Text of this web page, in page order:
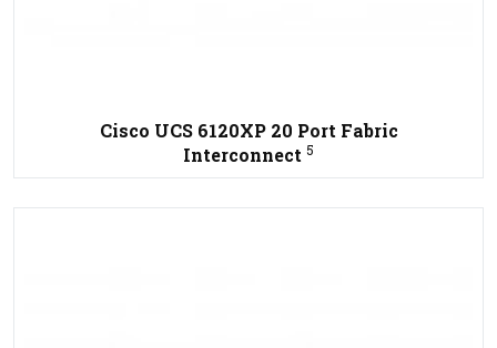
Cisco UCS 6120XP 20 Port Fabric
Interconnect 5